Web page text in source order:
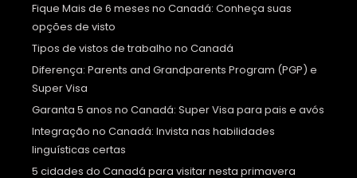
Fique Mais de 6 meses no Canadá: Conheça suas
opções de visto
Tipos de vistos de trabalho no Canadá
Diferença: Parents and Grandparents Program (PGP) e
Super Visa
Garanta 5 anos no Canadá: Super Visa para pais e avós
Integração no Canadá: Invista nas habilidades
linguísticas certas
5 cidades do Canadá para visitar nesta primavera